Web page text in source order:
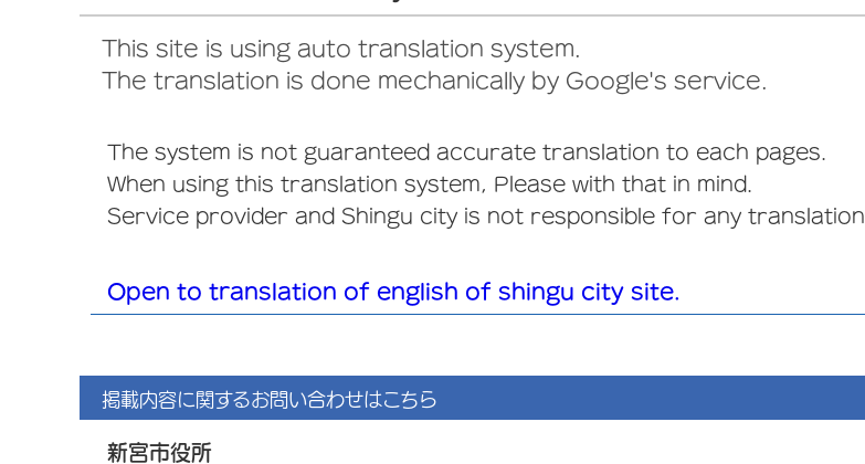
This site is using auto translation system.
The translation is done mechanically by Google's service.
The system is not guaranteed accurate translation to each pages.
When using this translation system, Please with that in mind.
Service provider and Shingu city is not responsible for any translation.
Open to translation of english of shingu city site.
掲載内容に関するお問い合わせはこちら
新宮市役所